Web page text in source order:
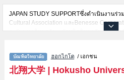
JAPAN STUDY SUPPORTซึ่งดำเนินงานร่
Cultural Association และBenesse
ระดับมหาวิทยาลัย・บัณฑิตวิทยาลัย・วิทยา
ชาติเช่นGraduate school of Clinical
Support StudiesหรือGraduate school of
สาขาวิจัย,ข้อมูลการสอบคัดเลือกเข้าศึกษาเ
ฮอกไกโด/ เอกชน
北翔大学| Hokusho